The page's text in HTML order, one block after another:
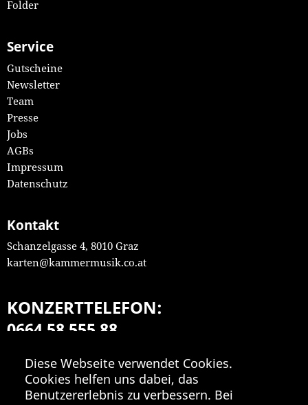
Diese Webseite verwendet Cookies.
Cookies helfen uns dabei, das
Benutzererlebnis zu verbessern. Bei
Folder
Service
Gutscheine
Newsletter
Team
Presse
Jobs
AGBs
Impressum
Datenschutz
Kontakt
Schanzelgasse 4, 8010 Graz
karten@kammermusik.co.at
KONZERTTELEFON:
0664 58 555 88
Mo-Fr 9:00-18:00